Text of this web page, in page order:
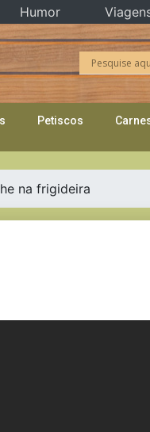
Petiscos
na frigideira
Humor